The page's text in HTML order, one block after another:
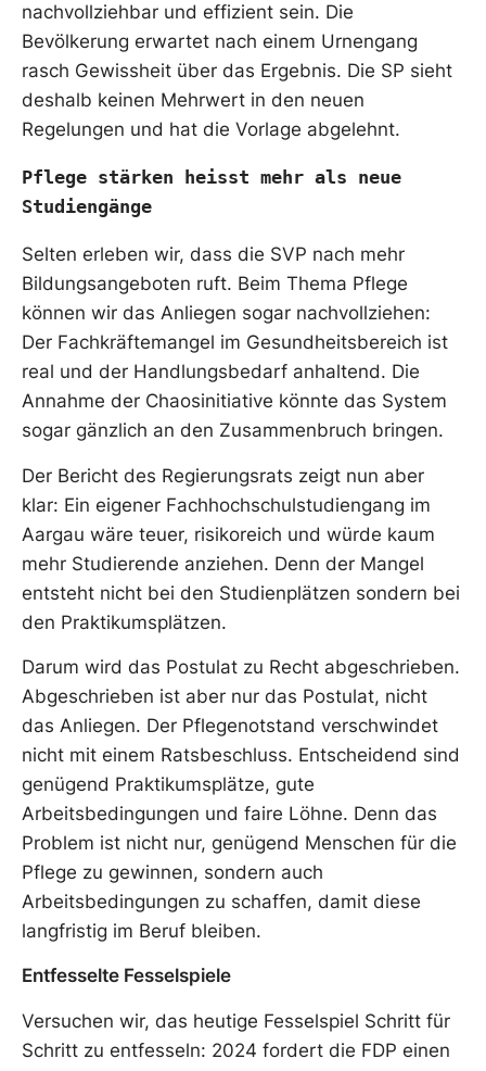
nachvollziehbar und effizient sein. Die
Bevölkerung erwartet nach einem Urnengang
rasch Gewissheit über das Ergebnis. Die SP sieht
deshalb keinen Mehrwert in den neuen
Regelungen und hat die Vorlage abgelehnt.
Pflege stärken heisst mehr als neue
Studiengänge
Selten erleben wir, dass die SVP nach mehr
Bildungsangeboten ruft. Beim Thema Pflege
können wir das Anliegen sogar nachvollziehen:
Der Fachkräftemangel im Gesundheitsbereich ist
real und der Handlungsbedarf anhaltend. Die
Annahme der Chaosinitiative könnte das System
sogar gänzlich an den Zusammenbruch bringen.
Der Bericht des Regierungsrats zeigt nun aber
klar: Ein eigener Fachhochschulstudiengang im
Aargau wäre teuer, risikoreich und würde kaum
mehr Studierende anziehen. Denn der Mangel
entsteht nicht bei den Studienplätzen sondern bei
den Praktikumsplätzen.
Darum wird das Postulat zu Recht abgeschrieben.
Abgeschrieben ist aber nur das Postulat, nicht
das Anliegen. Der Pflegenotstand verschwindet
nicht mit einem Ratsbeschluss. Entscheidend sind
genügend Praktikumsplätze, gute
Arbeitsbedingungen und faire Löhne. Denn das
Problem ist nicht nur, genügend Menschen für die
Pflege zu gewinnen, sondern auch
Arbeitsbedingungen zu schaffen, damit diese
langfristig im Beruf bleiben.
Entfesselte Fesselspiele
Versuchen wir, das heutige Fesselspiel Schritt für
Schritt zu entfesseln: 2024 fordert die FDP einen